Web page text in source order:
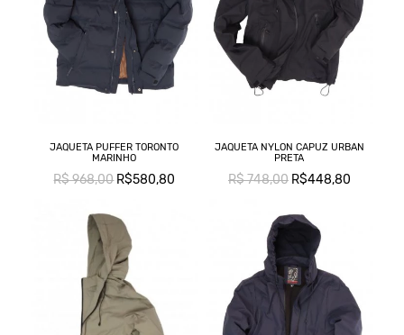
JAQUETA PUFFER TORONTO
MARINHO
R$ 968,00R$580,80
JAQUETA NYLON CAPUZ URBAN
PRETA
R$ 748,00R$448,80